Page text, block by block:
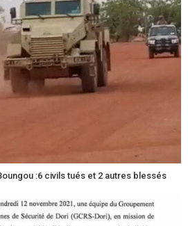
:6 civils tués et 2 autres blessés